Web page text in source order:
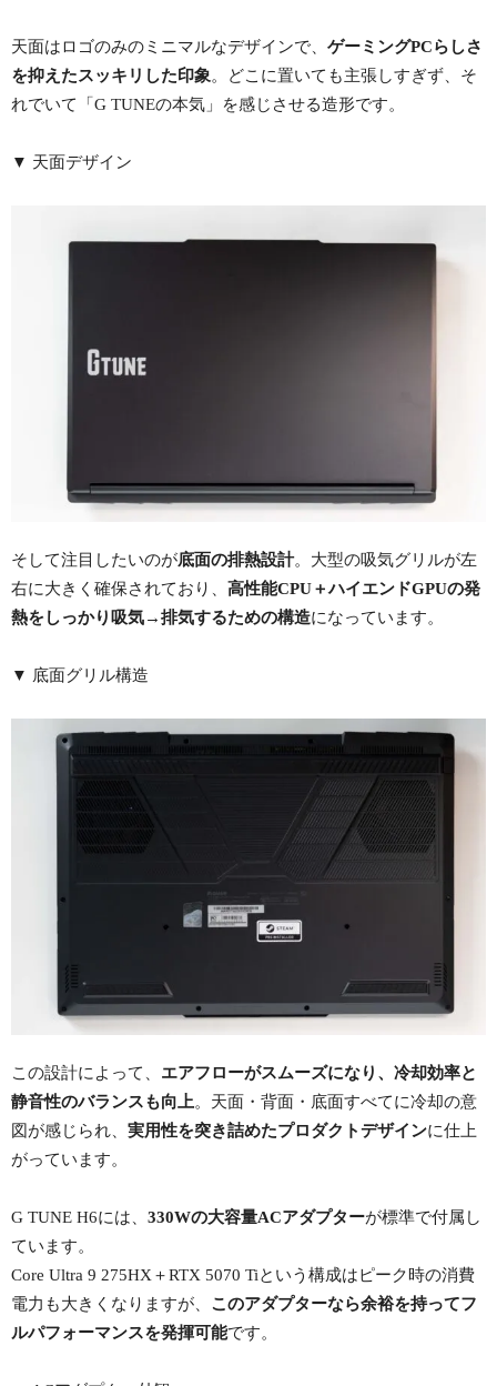
天面はロゴのみのミニマルなデザインで、 ゲーミングPCらしさ
を抑えたスッキリした印象。どこに置いても主張しすぎず、そ
れでいて「G TUNEの本気」を感じさせる造形です。
▼ 天面デザイン
そして注目したいのが底面の排熱設計。大型の吸気グリルが左
右に大きく確保されており、 高性能CPU＋ハイエンドGPUの発
熱をしっかり吸気→排気するための構造になっています。
▼ 底面グリル構造
この設計によって、 エアフローがスムーズになり、冷却効率と
静音性のバランスも向上。天面・背面・底面すべてに冷却の意
図が感じられ、 実用性を突き詰めたプロダクトデザインに仕上
がっています。
G TUNE H6には、 330Wの大容量ACアダプターが標準で付属し
ています。
Core Ultra 9 275HX＋RTX 5070 Tiという構成はピーク時の消費
電力も大きくなりますが、 このアダプターなら余裕を持ってフ
ルパフォーマンスを発揮可能です。